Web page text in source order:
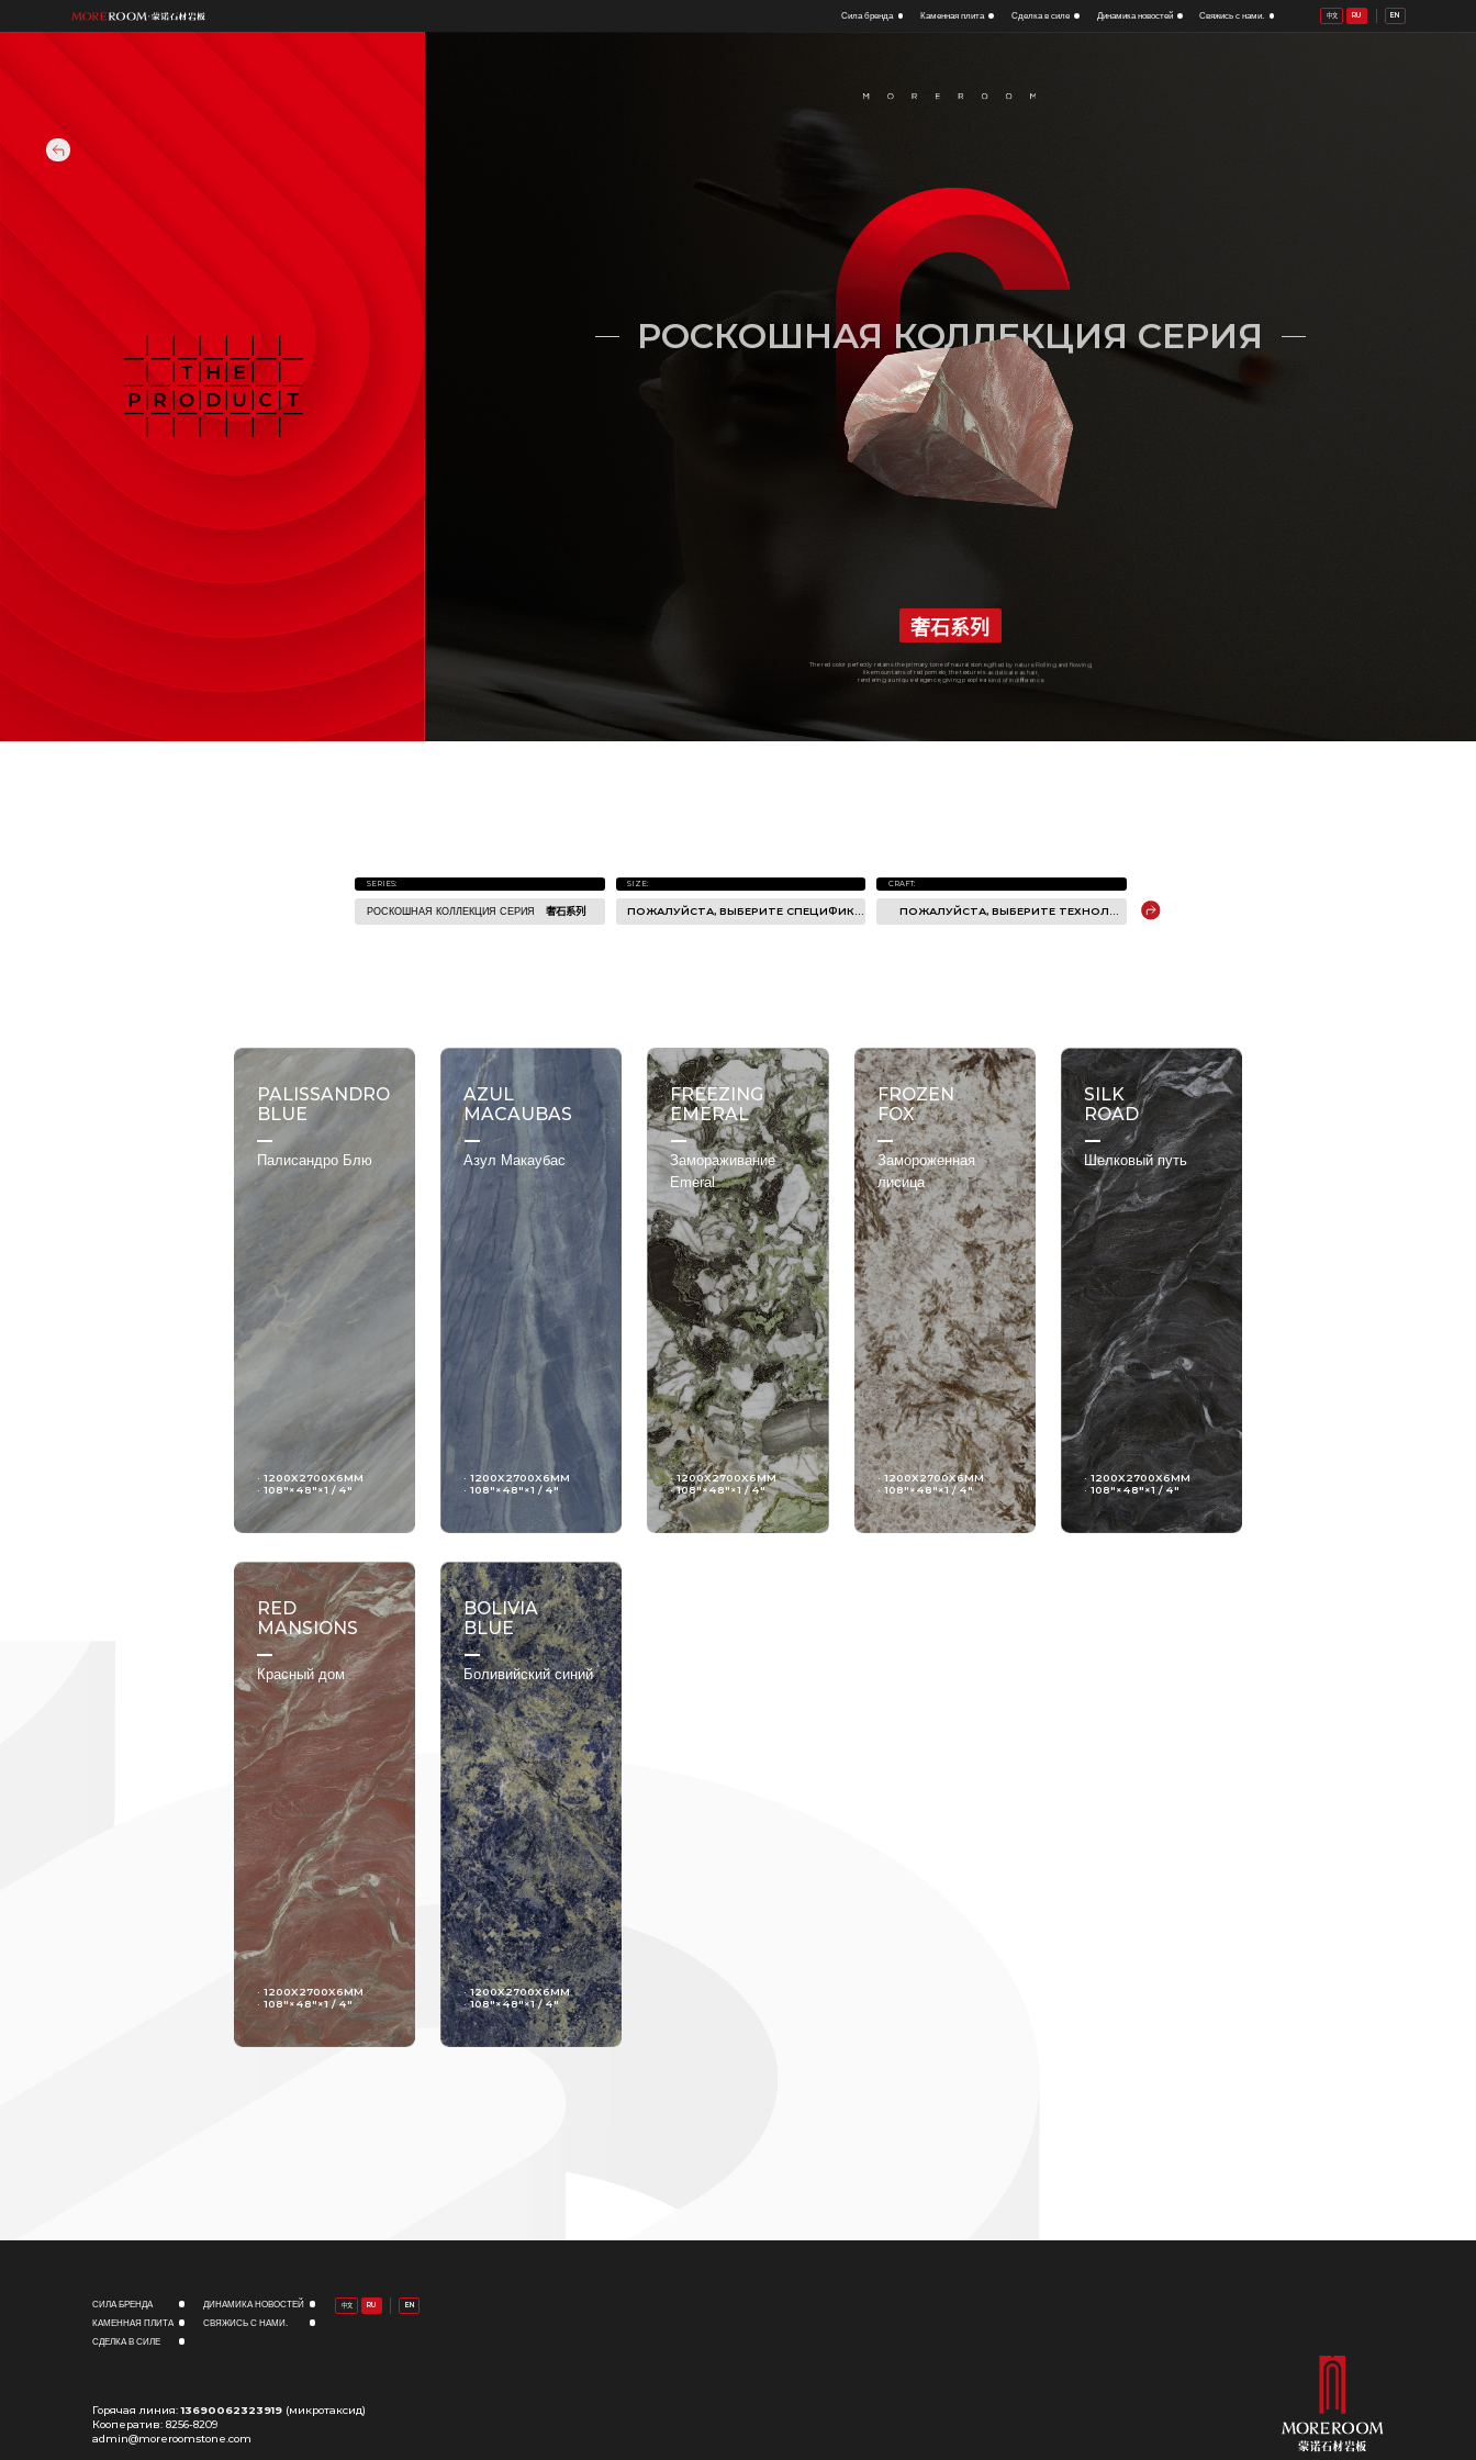
中文 RU EN
Сила бренда Каменная плита Сделка в силе Динамика новостей Свяжись с нами.
РОСКОШНАЯ КОЛЛЕКЦИЯ СЕРИЯ
奢石系列
The red color perfectly retains the primary tone of naural stone gifted by nature. Rolling and ﬂowing,
like mountains of red pomelo, the texture is as delicate as hair,
rendering a unique elegance, giving people a kind of indiﬀerence.
SERIES:
РОСКОШНАЯ КОЛЛЕКЦИЯ СЕРИЯ 奢石系列
玉石系列
Мраморный ряд Серия 大理石系列
Современная коллекция текстуры Серия
Цветная серия Серия 纯色系列
SIZE:
ПОЖАЛУЙСТА, ВЫБЕРИТЕ СПЕЦИФИКАЦИИ ПРОДУКТА
1600x3200x6mm
1600x3200x12mm
CRAFT:
ПОЖАЛУЙСТА, ВЫБЕРИТЕ ТЕХНОЛОГИЮ
PALISSANDRO
BLUE
Палисандро Блю
· 1200X2700X6MM
· 108"×48"×1 / 4"
AZUL
MACAUBAS
Азул Макаубас
· 1200X2700X6MM
· 108"×48"×1 / 4"
FREEZING
EMERAL
Замораживание
Emeral
· 1200X2700X6MM
· 108"×48"×1 / 4"
FROZEN
FOX
Замороженная
лисица
· 1200X2700X6MM
· 108"×48"×1 / 4"
SILK
ROAD
Шелковый путь
· 1200X2700X6MM
· 108"×48"×1 / 4"
RED
MANSIONS
Красный дом
· 1200X2700X6MM
· 108"×48"×1 / 4"
BOLIVIA
BLUE
Боливийский синий
· 1200X2700X6MM
· 108"×48"×1 / 4"
СИЛА БРЕНДА
КАМЕННАЯ ПЛИТА
СДЕЛКА В СИЛЕ
ДИНАМИКА НОВОСТЕЙ
СВЯЖИСЬ С НАМИ.
中文 RU EN
Горячая линия:13690062323919 (микротаксид)
Кооператив: 8256-8209
admin@moreroomstone.com